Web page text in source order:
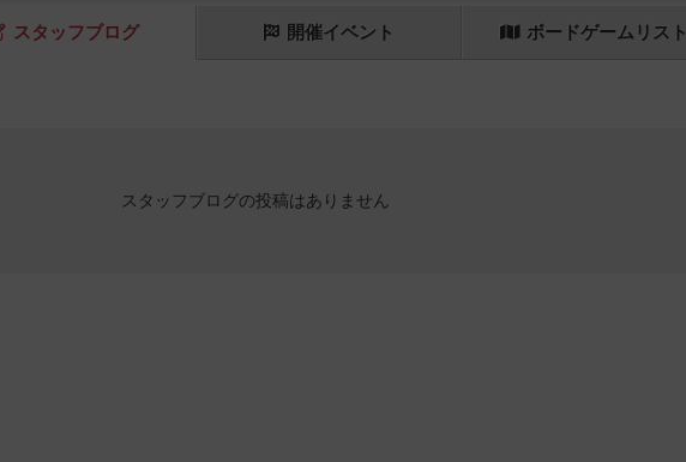
スタッフブログ 開催イベント ボードゲーム リスト
スタッフブログの投稿はありません